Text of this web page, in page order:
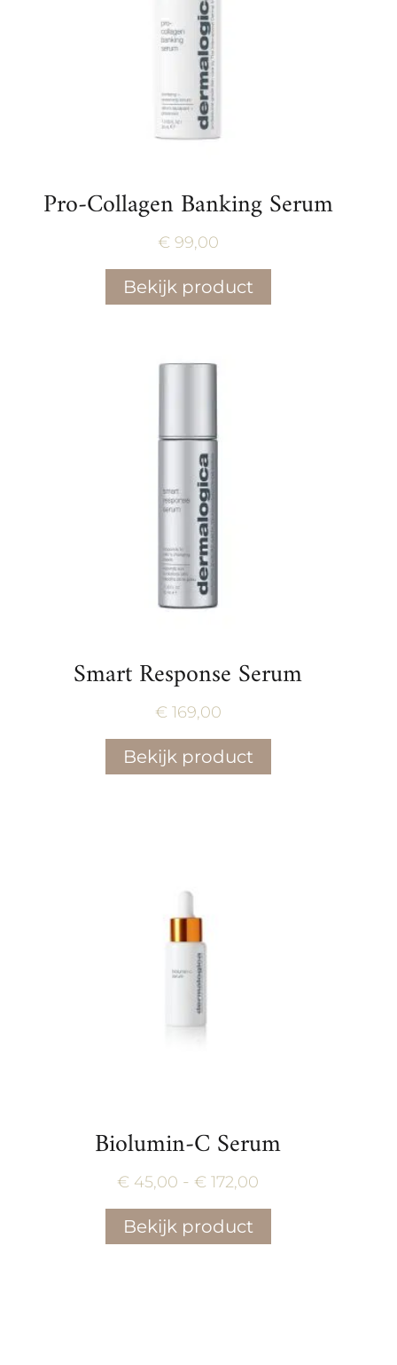
Pro-Collagen Banking Serum
€ 99,00
Bekijk product
Smart Response Serum
€ 169,00
Bekijk product
Biolumin-C Serum
€ 45,00 - € 172,00
€ 45,00
tot
Bekijk product